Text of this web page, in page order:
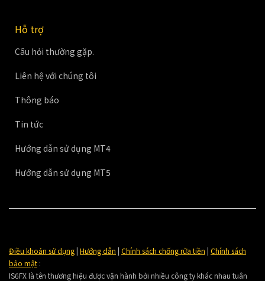
Hỗ trợ
Câu hỏi thường gặp.
Liên hệ với chúng tôi
Thông báo
Tin tức
Hướng dẫn sử dụng MT4
Hướng dẫn sử dụng MT5
Điều khoản sử dụng| Hướng dẫn | Chính sách chống rửa tiền | Chính sách
bảo mật :
IS6FX là tên thương hiệu được vận hành bởi nhiều công ty khác nhau tuân